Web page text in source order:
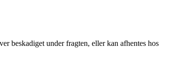
beskadiget under fragten, eller kan afhentes hos